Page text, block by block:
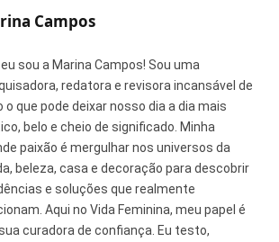
Campos
eu sou a Marina Campos! Sou uma
redatora e revisora incansável de
o que pode deixar nosso dia a dia mais
belo e cheio de significado. Minha
paixão é mergulhar nos universos da
beleza, casa e decoração para descobrir
e soluções que realmente
Aqui no Vida Feminina, meu papel é
curadora de confiança. Eu testo,